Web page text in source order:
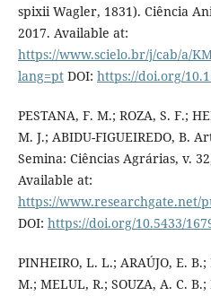
spixii Wagler, 1831). Ciência
2017. Available at:
https://www.scielo.br/j/cab/a/
lang=ptDOI: https://doi.org/
PESTANA, F. M.; ROZA, S. F.;
M. J.; ABIDU-FIGUEIREDO, B.
Semina: Ciências Agrárias, v.
Available at:
https://www.researchgate.net/
DOI: https://doi.org/10.5433/
PINHEIRO, L. L.; ARAÚJO, E.
M.; MELUL, R.; SOUZA, A. C. B.;